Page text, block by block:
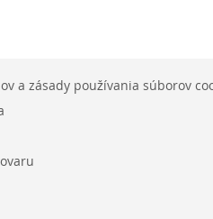
a zásady používania súborov